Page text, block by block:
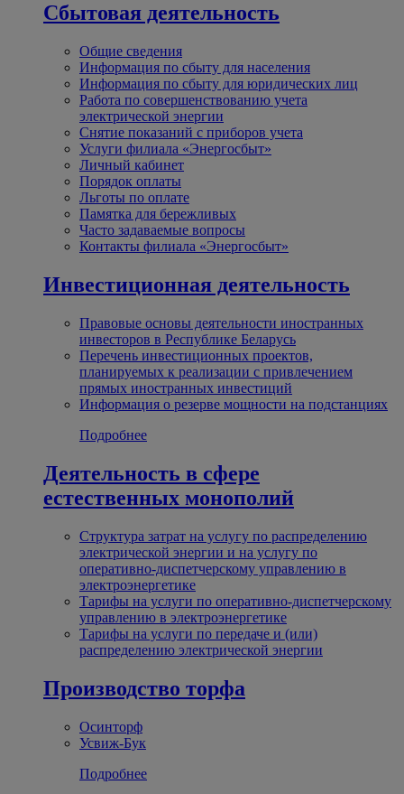
Сбытовая деятельность
Общие сведения
Информация по сбыту для населения
Информация по сбыту для юридических лиц
Работа по совершенствованию учета
электрической энергии
Снятие показаний с приборов учета
Услуги филиала «Энергосбыт»
Личный кабинет
Порядок оплаты
Льготы по оплате
Памятка для бережливых
Часто задаваемые вопросы
Контакты филиала «Энергосбыт»
Инвестиционная деятельность
Правовые основы деятельности иностранных
инвесторов в Республике Беларусь
Перечень инвестиционных проектов,
планируемых к реализации с привлечением
прямых иностранных инвестиций
Информация о резерве мощности на подстанциях
Подробнее
Деятельность в сфере
естественных монополий
Структура затрат на услугу по распределению
электрической энергии и на услугу по
оперативно-диспетчерскому управлению в
электроэнергетике
Тарифы на услуги по оперативно-диспетчерскому
управлению в электроэнергетике
Тарифы на услуги по передаче и (или)
распределению электрической энергии
Производство торфа
Осинторф
Усвиж-Бук
Подробнее